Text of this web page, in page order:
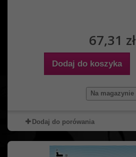
67,31 zł
Dodaj do koszyka
Na magazynie
Dodaj do porówania